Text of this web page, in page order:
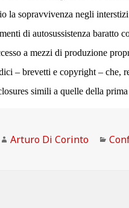
la sopravvivenza negli
di autosussistenza baratto
a mezzi di produzione
– brevetti e copyright – che,
simili a quelle della
Autore
Arturo Di Corinto